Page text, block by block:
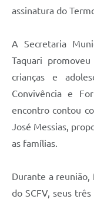
assinatura do
A Secretaria
Taquari
crianças e
Convivência e
encontro contou
José Messias,
as famílias.
Durante a
do SCFV, seus